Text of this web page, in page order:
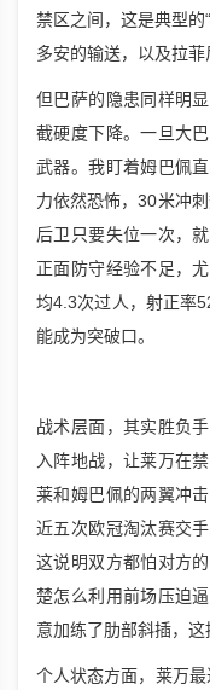
禁区之间，这是典型的
多安的输送，以及拉菲
但巴萨的隐患同样明
截硬度下降。一旦大
武器。我盯着姆巴佩
力依然恐怖，30米冲
后卫只要失位一次，
正面防守经验不足，
均4.3次过人，射正率
能成为突破口。
战术层面，其实胜负
入阵地战，让莱万在
莱和姆巴佩的两翼冲
近五次欧冠淘汰赛交
这说明双方都怕对方
楚怎么利用前场压迫
意加练了肋部斜插，这
个人状态方面，莱万